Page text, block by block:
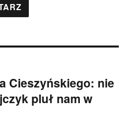
Cieszyńskiego: nie
pluł nam w